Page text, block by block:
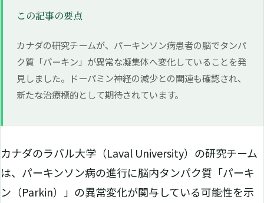
この記事の要点
カナダの研究チームが、パーキンソン病患者の脳でタンパ
ク質「パーキン」が異常な凝集体へ変化していることを発
見しました。ドーパミン神経の減少との関連も確認され、
新たな治療標的として期待されています。
カナダのラバル大学（Laval University）の研究チーム
は、パーキンソン病の進行に脳内タンパク質「パーキ
ン（Parkin）」の異常変化が関与している可能性を示